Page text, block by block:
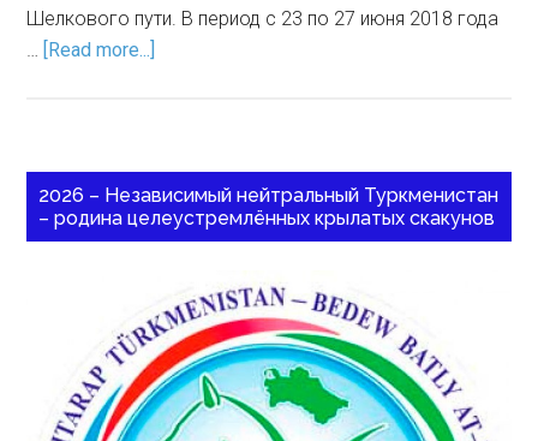
Шелкового пути. В период с 23 по 27 июня 2018 года
… [Read more...]
2026 – Независимый нейтральный Туркменистан
– родина целеустремлённых крылатых скакунов